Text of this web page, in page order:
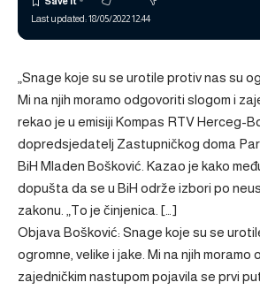
Last updated: 18/05/2022 12:44
„Snage koje su se urotile protiv nas su
Mi na njih moramo odgovoriti slogom i
rekao je u emisiji Kompas RTV Herceg-
dopredsjedatelj Zastupničkog doma
BiH Mladen Bošković. Kazao je kako
dopušta da se u BiH održe izbori po
zakonu. „To je činjenica. […]
Objava Bošković: Snage koje su se
ogromne, velike i jake. Mi na njih moramo
zajedničkim nastupom pojavila se prvi